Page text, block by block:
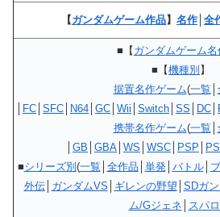
【ガンダムゲーム作品】 名作 全
■【 ガンダムゲーム名
■【機種別 】
据置名作ゲーム(一覧
FC SFC N64 GC Wii Switch SS DC
携帯名作ゲーム(一覧
GB GBA WS WSC PSP
■シリーズ別 (一覧 全作品 単発│ バトル│
外伝│ ガンダムVS ギレンの野望 SDガ
ム/Gジェネ
スパ